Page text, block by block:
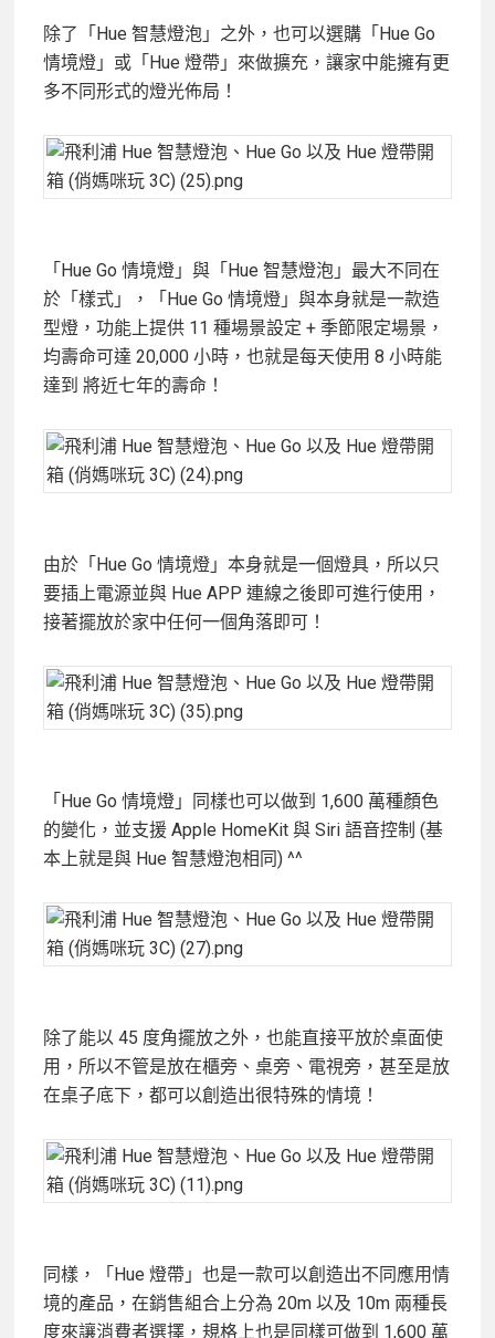
除了「Hue 智慧燈泡」之外，也可以選購「Hue Go
情境燈」或「Hue 燈帶」來做擴充，讓家中能擁有更
多不同形式的燈光佈局！
「Hue Go 情境燈」與「Hue 智慧燈泡」最大不同在
於「樣式」，「Hue Go 情境燈」與本身就是一款造
型燈，功能上提供 11 種場景設定 + 季節限定場景，
均壽命可達 20,000 小時，也就是每天使用 8 小時能
達到 將近七年的壽命！
由於「Hue Go 情境燈」本身就是一個燈具，所以只
要插上電源並與 Hue APP 連線之後即可進行使用，
接著擺放於家中任何一個角落即可！
「Hue Go 情境燈」同樣也可以做到 1,600 萬種顏色
的變化，並支援 Apple HomeKit 與 Siri 語音控制 (基
本上就是與 Hue 智慧燈泡相同) ^^
除了能以 45 度角擺放之外，也能直接平放於桌面使
用，所以不管是放在櫃旁、桌旁、電視旁，甚至是放
在桌子底下，都可以創造出很特殊的情境！
同樣，「Hue 燈帶」也是一款可以創造出不同應用情
境的產品，在銷售組合上分為 20m 以及 10m 兩種長
度來讓消費者選擇，規格上也是同樣可做到 1,600 萬